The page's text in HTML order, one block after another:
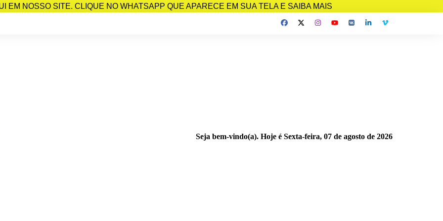
EM NOSSO SITE. CLIQUE NO WHATSAPP QUE APARECE EM SUA TELA E SAIBA MAIS
Seja bem-vindo(a). Hoje é Sexta-feira, 07 de agosto de 2026